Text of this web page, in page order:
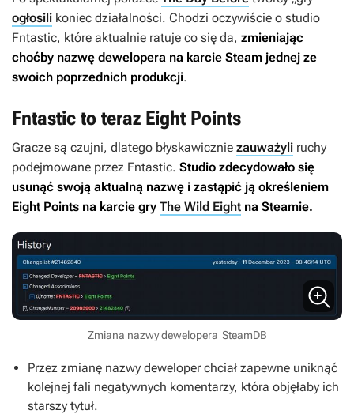
ogłosili koniec działalności. Chodzi oczywiście o studio
Fntastic, które aktualnie ratuje co się da, zmieniając
choćby nazwę dewelopera na karcie Steam jednej ze
swoich poprzednich produkcji.
Fntastic to teraz Eight Points
Gracze są czujni, dlatego błyskawicznie zauważyli ruchy
podejmowane przez Fntastic. Studio zdecydowało się
usunąć swoją aktualną nazwę i zastąpić ją określeniem
Eight Points na karcie gry The Wild Eight na Steamie.
Zmiana nazwy dewelopera SteamDB
Przez zmianę nazwy deweloper chciał zapewne uniknąć
kolejnej fali negatywnych komentarzy, która objęłaby ich
starszy tytuł.